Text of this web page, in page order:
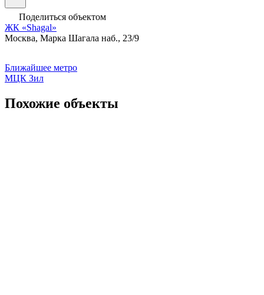
Поделиться объектом
ЖК «Shagal»
Москва, Марка Шагала наб., 23/9
Ближайшее метро
МЦК Зил
Похожие объекты